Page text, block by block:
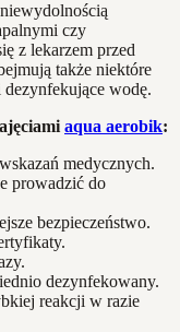
czy
z lekarzem przed
także niektóre
dezynfekujące wodę.
aqua aerobik:
medycznych.
prowadzić do
bezpieczeństwo.
dezynfekowany.
reakcji w razie